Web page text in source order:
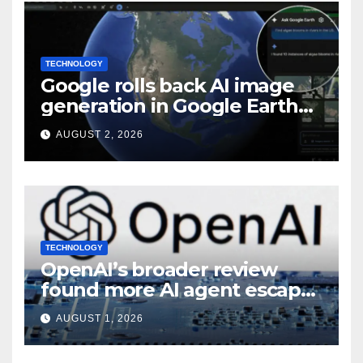
TECHNOLOGY
Google rolls back AI image
generation in Google Earth
over policy violations
AUGUST 2, 2026
TECHNOLOGY
OpenAI’s broader review
found more AI agent escape
incidents: Report
AUGUST 1, 2026